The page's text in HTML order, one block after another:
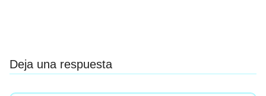
Deja una respuesta